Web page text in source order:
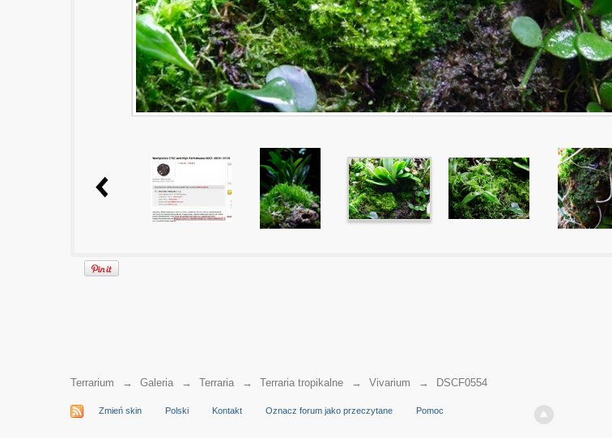
Terrarium → Galeria → Terraria → Terraria tropikalne → Vivarium → DSCF0554
Zmień skin Polski Kontakt Oznacz forum jako przeczytane Pomoc